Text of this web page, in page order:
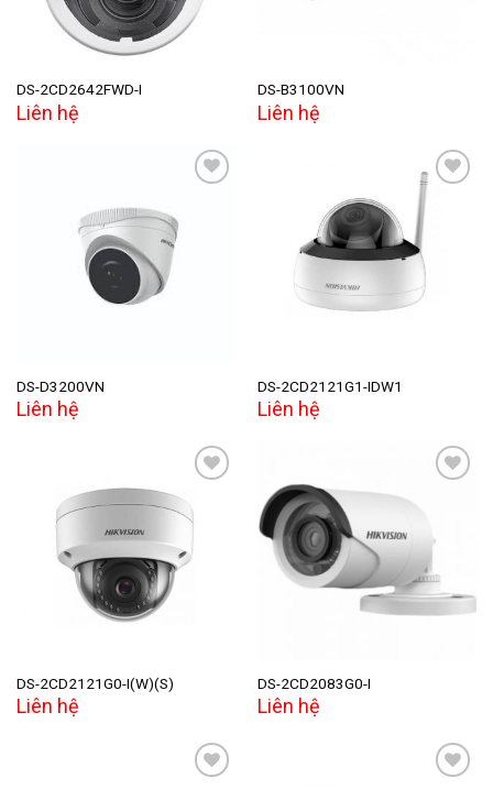
DS-2CD2642FWD-I
Liên hệ
DS-B3100VN
Liên hệ
DS-D3200VN
Liên hệ
wishlist
DS-2CD2121G1-IDW1
Liên hệ
wishlist
DS-2CD2121G0-I(W)(S)
Liên hệ
DS-2CD2083G0-I
Liên hệ